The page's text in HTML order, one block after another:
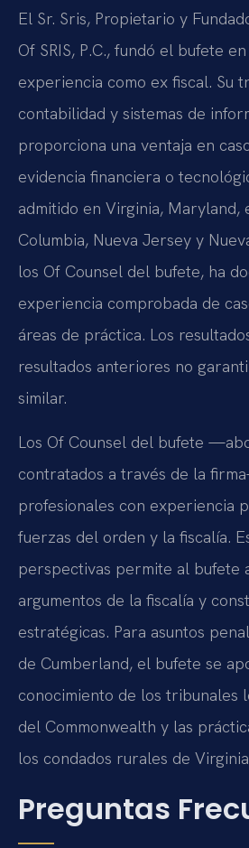
El Sr. Sris, Propietario y
Of SRIS, P.C., fundó el bufete
experiencia como ex fiscal. Su
contabilidad y sistemas de
proporciona una ventaja en
evidencia financiera o
admitido en Virginia, Maryland,
Columbia, Nueva Jersey y
los Of Counsel del bufete, ha
experiencia comprobada de
áreas de práctica. Los
resultados anteriores no
similar.
Los Of Counsel del bufete
contratados a través de la
profesionales con experiencia
fuerzas del orden y la fiscalía.
perspectivas permite al bufete
argumentos de la fiscalía y
estratégicas. Para asuntos
de Cumberland, el bufete se
conocimiento de los tribunales
del Commonwealth y las
los condados rurales de
Preguntas